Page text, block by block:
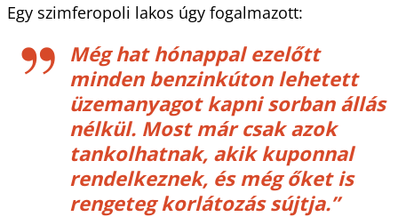
Egy szimferopoli lakos úgy fogalmazott:
Még hat hónappal ezelőtt
minden benzinkúton lehetett
üzemanyagot kapni sorban állás
nélkül. Most már csak azok
tankolhatnak, akik kuponnal
rendelkeznek, és még őket is
rengeteg korlátozás sújtja.”